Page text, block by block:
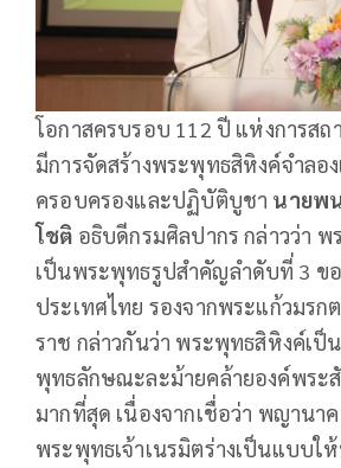
โอกาสครบรอบ 112 ปี แห่งการส
มีการจัดสร้างพระพุทธสิหิงค์จำลอ
ครอบครองและปฏิบัติบูชา นายพ
โชติ อธิบดีกรมศิลปากร กล่าวว่า
เป็นพระพุทธรูปสำคัญลำดับที่ 3 ข
ประเทศไทย รองจากพระแก้วมร
ราช กล่าวกันว่า พระพุทธสิหิงค์เ
พุทธลักษณะละม้ายคล้ายองค์พระ
มากที่สุด เนื่องจากเชื่อว่า พญานา
พระพุทธเจ้าเนรมิตร่างเป็นแบบใ